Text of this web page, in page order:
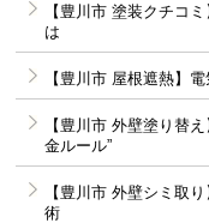
【豊川市 塗装クチコ
は
【豊川市 屋根遮熱】
【豊川市 外壁塗り替
金ルール”
【豊川市 外壁シミ取
術